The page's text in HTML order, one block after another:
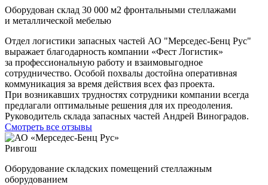
Оборудован склад 30 000 м2 фронтальными стеллажами
и металлической мебелью
Отдел логистики запасных частей АО "Мерседес-Бенц Рус"
выражает благодарность компании «Фест Логистик»
за профессиональную работу и взаимовыгодное
сотрудничество. Особой похвалы достойна оперативная
коммуникация за время действия всех фаз проекта.
При возникавших трудностях сотрудники компании всегда
предлагали оптимальные решения для их преодоления.
Руководитель склада запасных частей Андрей Виноградов.
Смотреть все отзывы
Ривгош
Оборудование складских помещений стеллажным
оборудованием